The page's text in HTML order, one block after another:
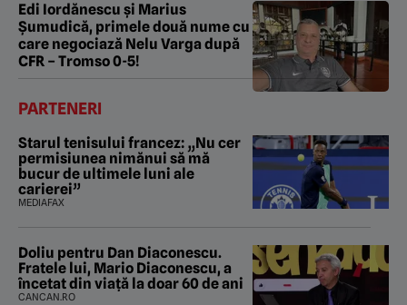
Edi Iordănescu și Marius
Șumudică, primele două nume cu
care negociază Nelu Varga după
CFR – Tromso 0-5!
PARTENERI
Starul tenisului francez: „Nu cer
permisiunea nimănui să mă
bucur de ultimele luni ale
carierei”
MEDIAFAX
Doliu pentru Dan Diaconescu.
Fratele lui, Mario Diaconescu, a
încetat din viață la doar 60 de ani
CANCAN.RO